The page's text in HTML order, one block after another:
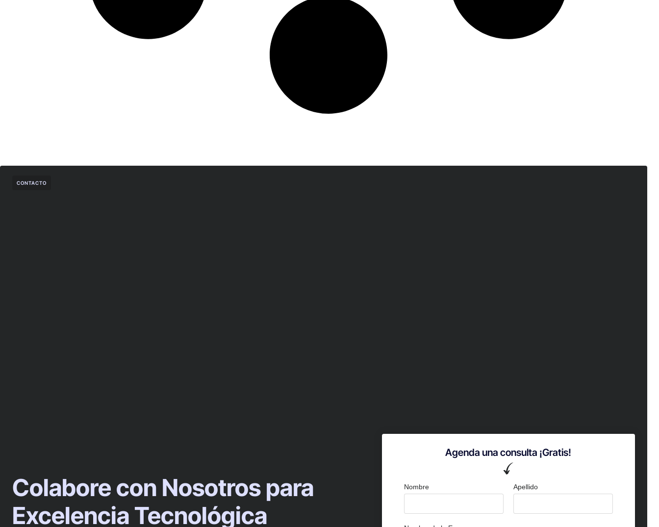
CONTACTO
Colabore con Nosotros para
Excelencia Tecnológica
Agenda una consulta ¡Gratis!
Nombre Apellido